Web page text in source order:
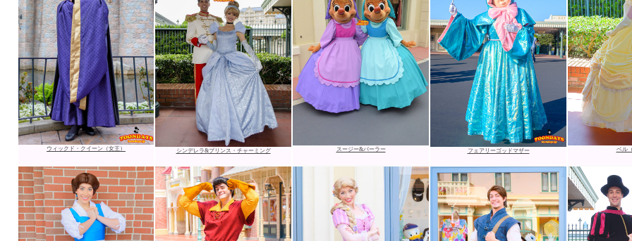
ウィックド・クイーン（女王） シンデレラ&プリンス・チャーミング スージー&パーラー フェアリーゴッドマザー ベル